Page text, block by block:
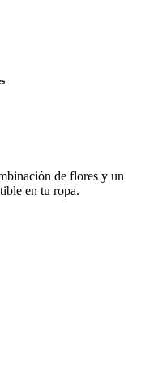
de flores y un
en tu ropa.